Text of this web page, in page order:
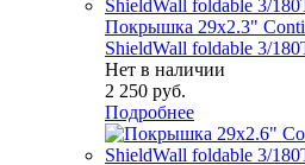
Покрышка 29x2.3"
ShieldWall foldable 3/
Нет в наличии
2 250 руб.
Подробнее